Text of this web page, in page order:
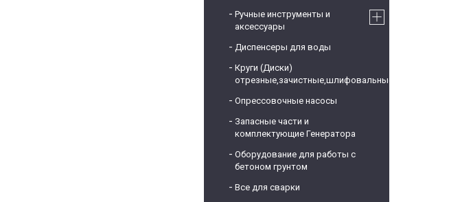
Ручные инструменты и
аксессуары
Диспенсеры для воды
Круги (Диски)
отрезные,зачистные,шлифовальные
Опрессовочные насосы
Запасные части и
комплектующие Генератора
Оборудование для работы с
бетоном грунтом
Все для сварки